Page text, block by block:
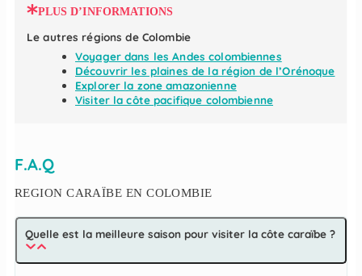
PLUS D’INFORMATIONS
Le autres régions de Colombie
Voyager dans les Andes colombiennes
Découvrir les plaines de la région de l’Orénoque
Explorer la zone amazonienne
Visiter la côte pacifique colombienne
F.A.Q
REGION CARAÏBE EN COLOMBIE
Quelle est la meilleure saison pour visiter la côte caraïbe ?